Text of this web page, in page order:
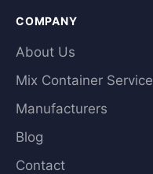
COMPANY
About Us
Mix Container Service
Manufacturers
Blog
Contact